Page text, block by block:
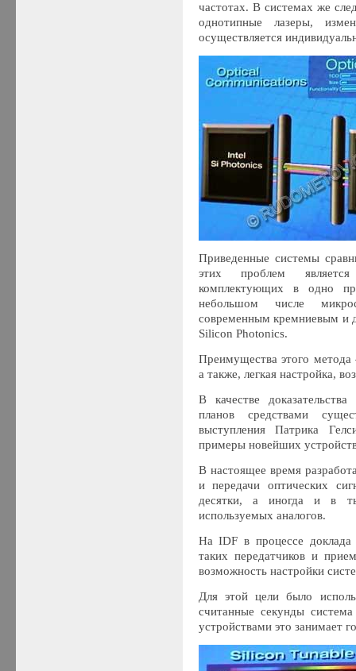
частотах. В системах же
однотипные лазеры,
осуществляется
Приведенные системы
этих проблем
комплектующих в одно
небольшом числе
современным кремниевым и
Silicon Photonics.
Преимущества этого
а также, легкая настройка,
В качестве
планов средствами
выступления Патрика
примеры новейших
В настоящее время
и передачи оптических
десятки, а иногда и в
используемых аналогов.
На IDF в процессе доклада
таких передатчиков и
возможность настройки
Для этой цели было
считанные секунды
устройствами это занимает